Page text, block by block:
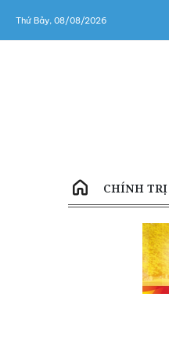
Thứ Bảy, 08/08/2026
CHÍNH TRỊ